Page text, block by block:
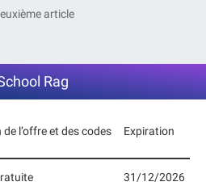
article
Rag
l’offre et des codes
Expiration
31/12/2026